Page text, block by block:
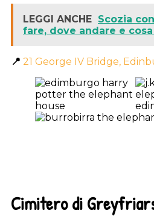
LEGGI ANCHE Scozia
fare, dove andare e
📍 21 George IV Bridge,
Cimitero di